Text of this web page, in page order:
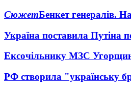
СюжетБенкет генералів.
Україна поставила Путіна
Ексочільнику МЗС
РФ створила "українську